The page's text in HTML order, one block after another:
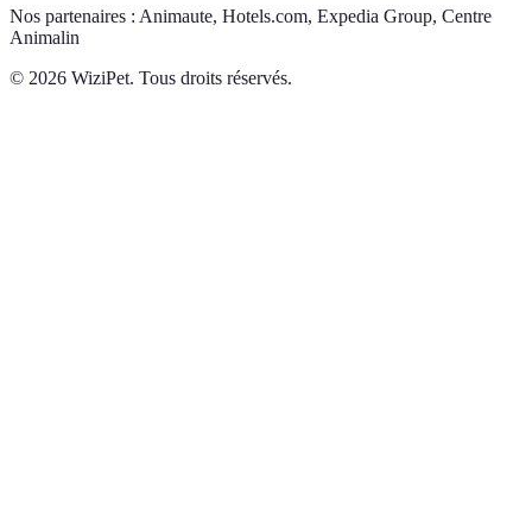
Nos partenaires : Animaute, Hotels.com, Expedia Group, Centre
Animalin
© 2026 WiziPet. Tous droits réservés.